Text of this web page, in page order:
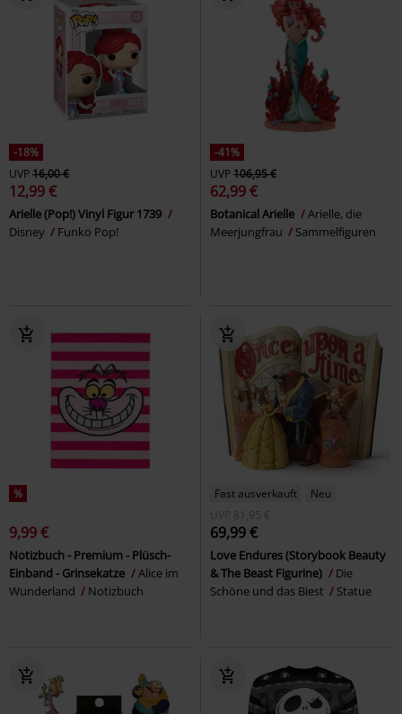
-18%
UVP16,00 €
12,99 €
Arielle (Pop!) Vinyl Figur 1739
Disney
Funko Pop!
-41%
UVP106,95 €
62,99 €
Botanical Arielle
Arielle, die
Meerjungfrau
Sammelfiguren
%
9,99 €
Notizbuch - Premium - Plüsch-
Einband - Grinsekatze
Alice im
Wunderland
Notizbuch
Fast ausverkauft
Neu
UVP
81,95 €
69,99 €
Love Endures (Storybook Beauty
& The Beast Figurine)
Die
Schöne und das Biest
Statue